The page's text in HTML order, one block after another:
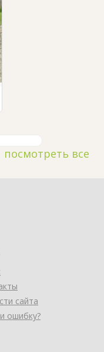
посмотреть все
сайта
ошибку?